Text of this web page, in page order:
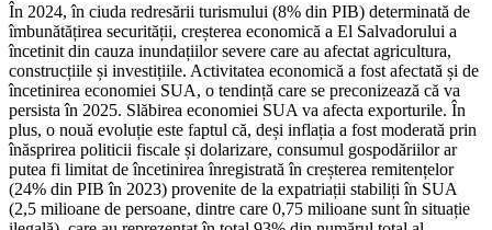
În 2024, în ciuda redresării turismului (8% din PIB) determinată de
îmbunătățirea securității, creșterea economică a El Salvadorului a
încetinit din cauza inundațiilor severe care au afectat agricultura,
construcțiile și investițiile. Activitatea economică a fost afectată și de
încetinirea economiei SUA, o tendință care se preconizează că va
persista în 2025. Slăbirea economiei SUA va afecta exporturile. În
plus, o nouă evoluție este faptul că, deși inflația a fost moderată prin
înăsprirea politicii fiscale și dolarizare, consumul gospodăriilor ar
putea fi limitat de încetinirea înregistrată în creșterea remitențelor
(24% din PIB în 2023) provenite de la expatriații stabiliți în SUA
(2,5 milioane de persoane, dintre care 0,75 milioane sunt în situație